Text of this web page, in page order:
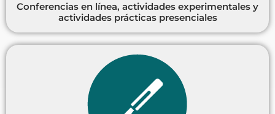
Conferencias en línea, actividades experimentales y
actividades prácticas presenciales